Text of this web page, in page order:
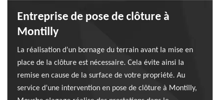
Entreprise de pose de clôture à
Montilly
La réalisation d’un bornage du terrain avant la mise en
place de la clôture est nécessaire. Cela évite ainsi la
remise en cause de la surface de votre propriété. Au
service d’une intervention en pose de clôture à Montilly,